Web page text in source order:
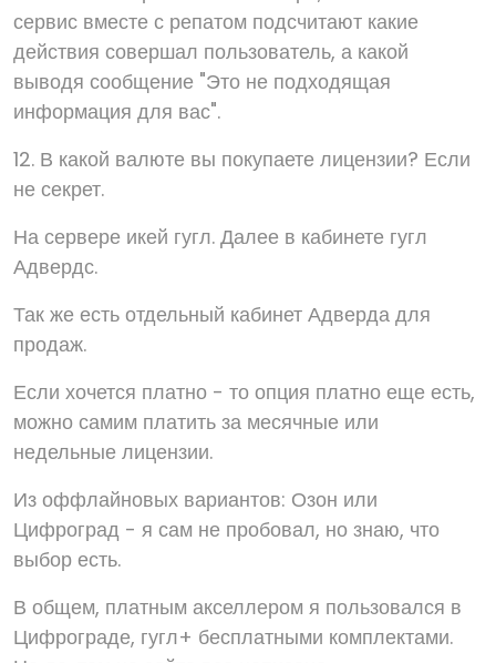
сервис вместе с репатом подсчитают какие
действия совершал пользователь, а какой
выводя сообщение "Это не подходящая
информация для вас".
12. В какой валюте вы покупаете лицензии? Если
не секрет.
На сервере икей гугл. Далее в кабинете гугл
Адвердс.
Так же есть отдельный кабинет Адверда для
продаж.
Если хочется платно - то опция платно еще есть,
можно самим платить за месячные или
недельные лицензии.
Из оффлайновых вариантов: Озон или
Цифроград - я сам не пробовал, но знаю, что
выбор есть.
В общем, платным акселлером я пользовался в
Цифрограде, гугл+ бесплатными комплектами.